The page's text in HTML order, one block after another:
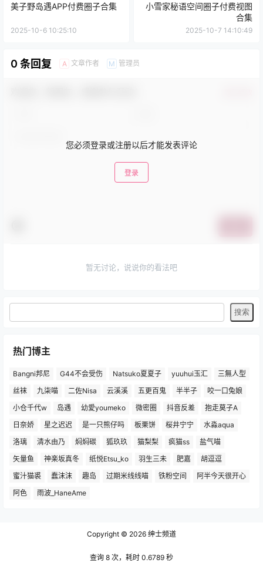
美子野岛遇APP付费圈子合集
2025-10-6 10:25:10
小雪家秘语空间圈子付费视图
合集
2025-10-7 14:10:49
0 条回复 A 文章作者 M 管理员
您必须登录或注册以后才能发表评论
登录
暂无讨论，说说你的看法吧
热门博主
Bangni邦尼 G44不会受伤 Natsuko夏夏子 yuuhui玉汇
三無人型
丝袜
九柒喵 二佐Nisa 云溪溪 五更百鬼 半半子
咬一口兔娘
小仓千代w
岛遇 幼愛youmeko 微密圈 抖音反差
抱走莫子A
日奈娇
星之迟迟 是一只熊仔吗 板栗饼 桜井宁宁
水淼aqua
洛璃
清水由乃 焖焖碳 狐玖玖 猫梨梨 疯猫ss
盐气喵
矢量鱼
神楽坂真冬 纸悦Etsu_ko 羽生三未 肥嘉
胡逗逗
蜜汁猫裘
蠢沫沫 趣岛 过期米线线喵 铁粉空间
阿半今天很开心
阿色
雨波_HaneAme
Copyright © 2026 绅士频道
查询 8 次，耗时 0.6789 秒